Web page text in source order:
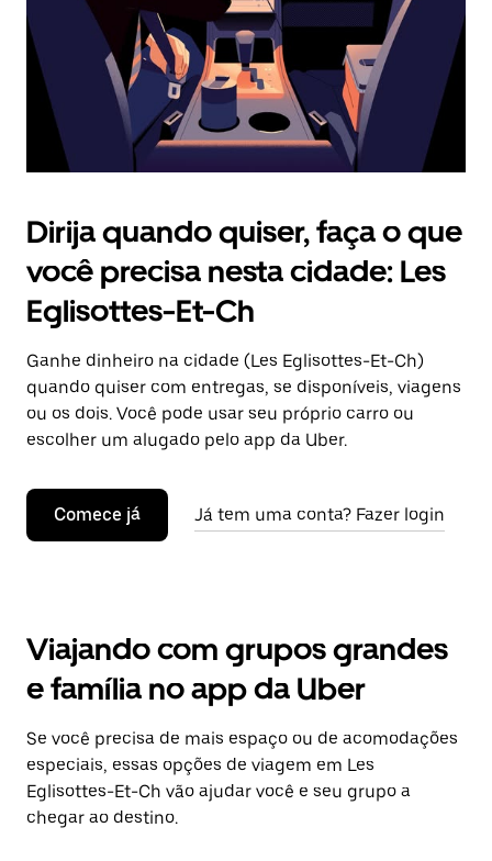
o
calendário.
Dirija quando quiser, faça o que
você precisa nesta cidade: Les
Eglisottes-Et-Ch
Ganhe dinheiro na cidade (Les Eglisottes-Et-Ch)
quando quiser com entregas, se disponíveis, viagens
ou os dois. Você pode usar seu próprio carro ou
escolher um alugado pelo app da Uber.
Comece já Já tem uma conta? Fazer login
Viajando com grupos grandes
e família no app da Uber
Se você precisa de mais espaço ou de acomodações
especiais, essas opções de viagem em Les
Eglisottes-Et-Ch vão ajudar você e seu grupo a
chegar ao destino.